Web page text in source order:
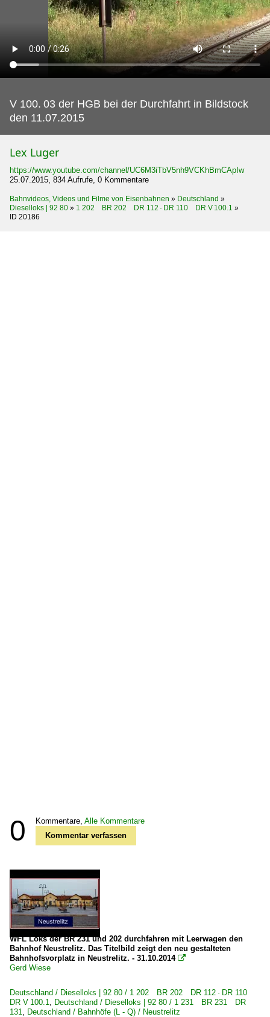
V 100. 03 der HGB bei der Durchfahrt in Bildstock
den 11.07.2015
Lex Luger
https://www.youtube.com/channel/UC6M3iTbV5nh9VCKhBmCApIw
25.07.2015, 834 Aufrufe, 0 Kommentare
Bahnvideos, Videos und Filme von Eisenbahnen » Deutschland »
Dieselloks | 92 80 » 1 202 BR 202 DR 112 · DR 110 DR V 100.1 »
ID 20186
0 Kommentare, Alle Kommentare
Kommentar verfassen
WFL Loks der BR 231 und 202 durchfahren mit Leerwagen den
Bahnhof Neustrelitz. Das Titelbild zeigt den neu gestalteten
Bahnhofsvorplatz in Neustrelitz. - 31.10.2014 
Gerd Wiese
Deutschland / Dieselloks | 92 80 / 1 202 BR 202 DR 112 · DR 110
DR V 100.1, Deutschland / Dieselloks | 92 80 / 1 231 BR 231 DR
131, Deutschland / Bahnhöfe (L - Q) / Neustrelitz